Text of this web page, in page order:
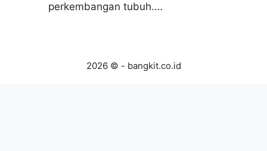
perkembangan tubuh.…
2026 © - bangkit.co.id